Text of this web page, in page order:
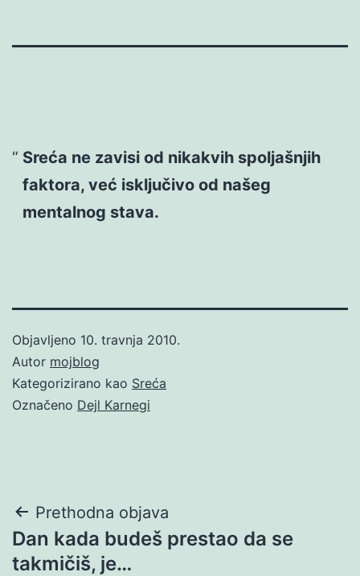
Sreća ne zavisi od nikakvih spoljašnjih
faktora, već isključivo od našeg
mentalnog stava.
Objavljeno 10. travnja 2010.
Autor mojblog
Kategorizirano kao Sreća
Označeno Dejl Karnegi
Navigacija
objava
Prethodna objava
Dan kada budeš prestao da se
takmičiš, je…